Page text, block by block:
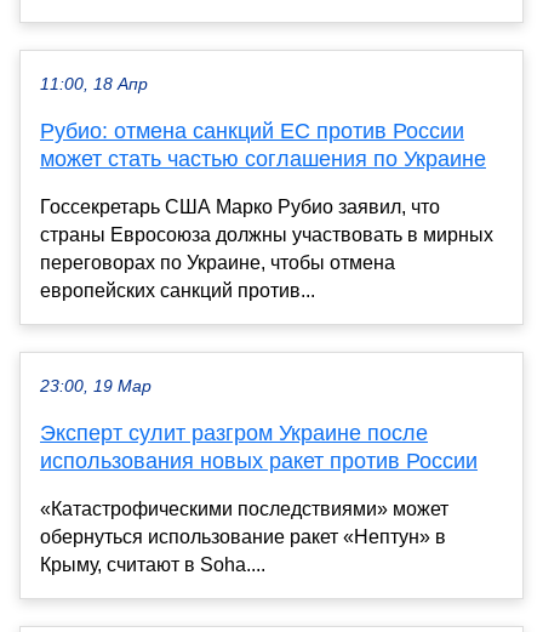
11:00, 18 Апр
Рубио: отмена санкций ЕС против России
может стать частью соглашения по Украине
Госсекретарь США Марко Рубио заявил, что
страны Евросоюза должны участвовать в мирных
переговорах по Украине, чтобы отмена
европейских санкций против...
23:00, 19 Мар
Эксперт сулит разгром Украине после
использования новых ракет против России
«Катастрофическими последствиями» может
обернуться использование ракет «Нептун» в
Крыму, считают в Soha....